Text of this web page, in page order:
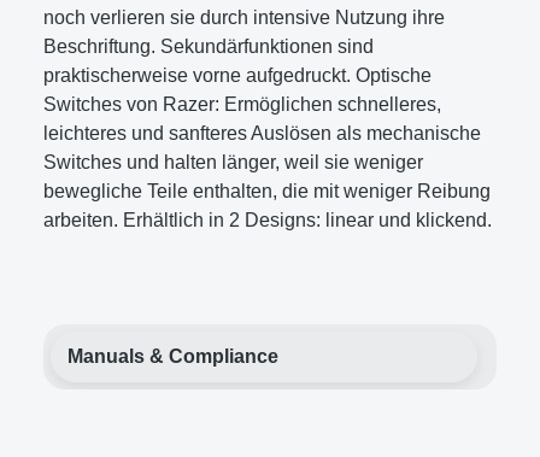
noch verlieren sie durch intensive Nutzung ihre
Beschriftung. Sekundärfunktionen sind
praktischerweise vorne aufgedruckt. Optische
Switches von Razer: Ermöglichen schnelleres,
leichteres und sanfteres Auslösen als mechanische
Switches und halten länger, weil sie weniger
bewegliche Teile enthalten, die mit weniger Reibung
arbeiten. Erhältlich in 2 Designs: linear und klickend.
Manuals & Compliance